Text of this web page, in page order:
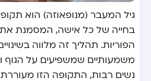
גיל המעבר (מנופאוזה) הוא
בחייה של כל אישה, המסמנת
הפוריות. תהליך זה מלווה
משמעותיים שמשפיעים על הגוף
נשים רבות, התקופה הזו